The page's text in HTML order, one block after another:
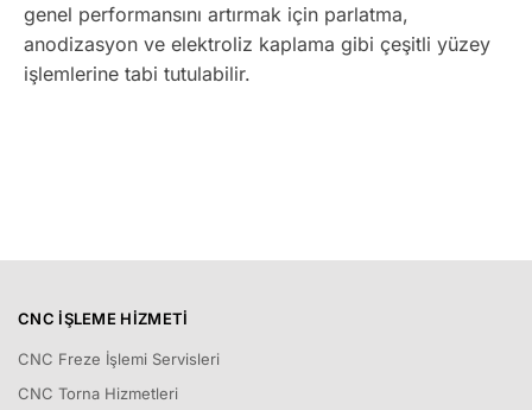
genel performansını artırmak için parlatma,
anodizasyon ve elektroliz kaplama gibi çeşitli yüzey
işlemlerine tabi tutulabilir.
CNC İŞLEME HIZMETI
CNC Freze İşlemi Servisleri
CNC Torna Hizmetleri